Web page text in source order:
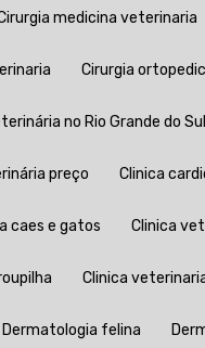
Cirurgia medicina veterinaria
Cirurgia
no Rio Grande do Sul
preço Clinica
caes e gatos Clinica
Clinica
Dermatologia felina